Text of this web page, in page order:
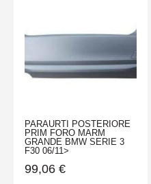
PARAURTI POSTERIORE
PRIM FORO MARM
GRANDE BMW SERIE 3
F30 06/11>
99,06 €